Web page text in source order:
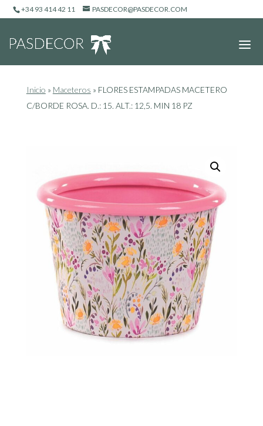
+34 93 414 42 11 PASDECOR@PASDECOR.COM
Inicio » Maceteros » FLORES ESTAMPADAS MACETERO
C/BORDE ROSA. D.: 15. ALT.: 12,5. MIN 18 PZ